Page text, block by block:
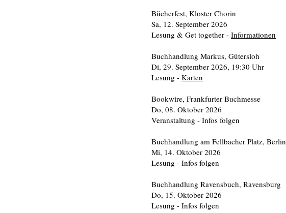
Bücherfest, Kloster Chorin
Sa, 12. September 2026
Lesung & Get together - Informationen
Buchhandlung Markus, Gütersloh
Di, 29. September 2026, 19:30 Uhr
Lesung - Karten
Bookwire, Frankfurter Buchmesse
Do, 08. Oktober 2026
Veranstaltung - Infos folgen
Buchhandlung am Fellbacher Platz, Berlin
Mi, 14. Oktober 2026
Lesung - Infos folgen
Buchhandlung Ravensbuch, Ravensburg
Do, 15. Oktober 2026
Lesung - Infos folgen